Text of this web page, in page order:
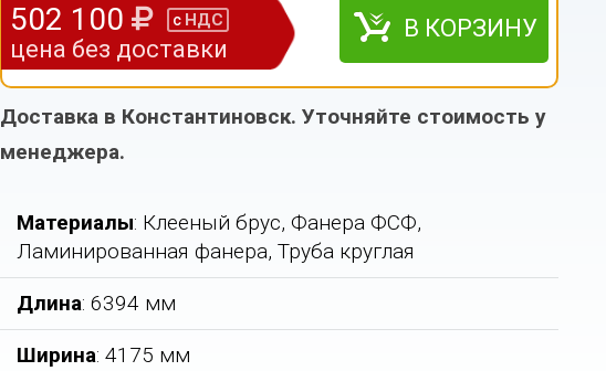
502 100 с НДС
цена без доставки
В КОРЗИНУ
Доставка в Константиновск. Уточняйте стоимость у
менеджера.
Материалы: Клееный брус, Фанера ФСФ,
Ламинированная фанера, Труба круглая
Длина: 6394 мм
Ширина: 4175 мм